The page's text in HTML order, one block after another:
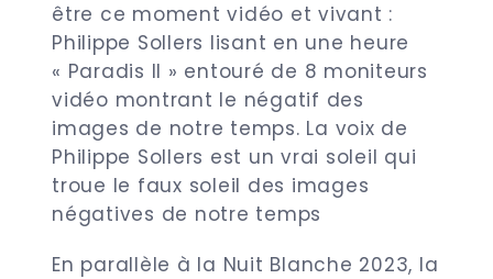
être ce moment vidéo et vivant :
Philippe Sollers lisant en une heure
« Paradis II » entouré de 8 moniteurs
vidéo montrant le négatif des
images de notre temps. La voix de
Philippe Sollers est un vrai soleil qui
troue le faux soleil des images
négatives de notre temps
En parallèle à la Nuit Blanche 2023, la